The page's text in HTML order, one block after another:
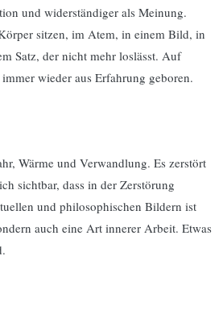
und widerständiger als Meinung.
sitzen, im Atem, in einem Bild, in
Satz, der nicht mehr loslässt. Auf
wieder aus Erfahrung geboren.
Wärme und Verwandlung. Es zerstört
sichtbar, dass in der Zerstörung
und philosophischen Bildern ist
auch eine Art innerer Arbeit. Etwas